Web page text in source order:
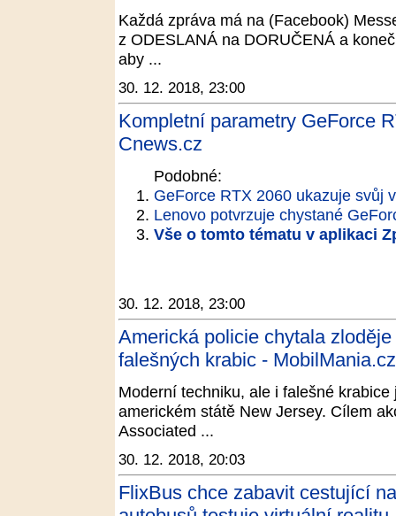
Každá zpráva má na (Facebook)
z ODESLANÁ na DORUČENÁ a
aby ...
30. 12. 2018, 23:00
Kompletní parametry GeForce
Cnews.cz
Podobné:
GeForce RTX 2060 ukazuje svůj
Lenovo potvrzuje chystané
Vše o tomto tématu v aplikaci
30. 12. 2018, 23:00
Americká policie chytala
falešných krabic - MobilMania.cz
Moderní techniku, ale i falešné
americkém státě New Jersey. Cílem
Associated ...
30. 12. 2018, 20:03
FlixBus chce zabavit cestující